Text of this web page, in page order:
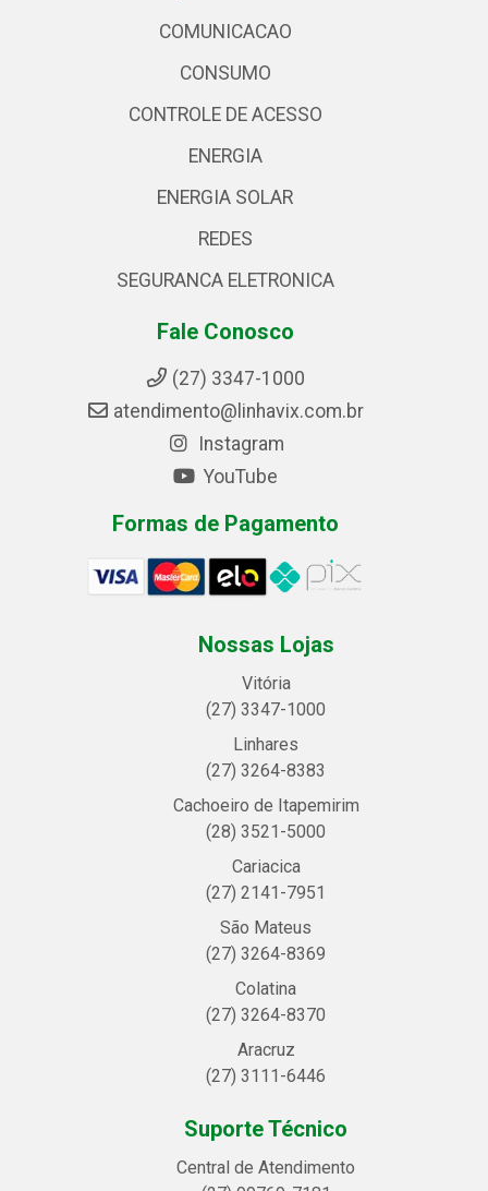
COMUNICACAO
CONSUMO
CONTROLE DE ACESSO
ENERGIA
ENERGIA SOLAR
REDES
SEGURANCA ELETRONICA
Fale Conosco
(27) 3347-1000
atendimento@linhavix.com.br
Instagram
YouTube
Formas de Pagamento
Nossas Lojas
Vitória
(27) 3347-1000
Linhares
(27) 3264-8383
Cachoeiro de Itapemirim
(28) 3521-5000
Cariacica
(27) 2141-7951
São Mateus
(27) 3264-8369
Colatina
(27) 3264-8370
Aracruz
(27) 3111-6446
Suporte Técnico
Central de Atendimento